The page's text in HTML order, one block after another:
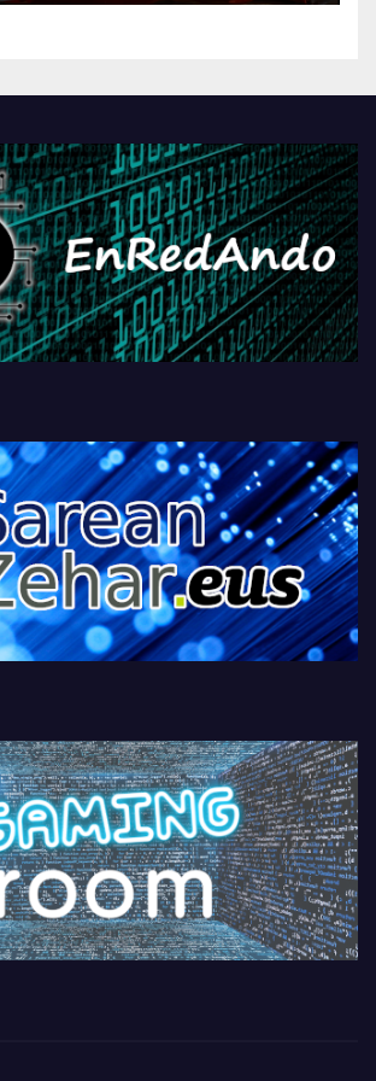
Googleri behin
bideojoko